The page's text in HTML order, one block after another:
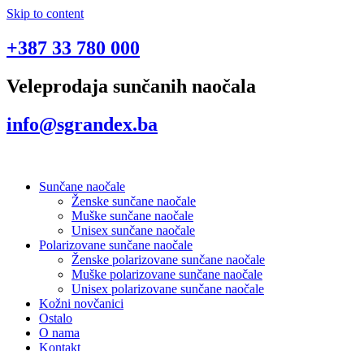
Skip to content
+387 33 780 000
Veleprodaja sunčanih naočala
info@sgrandex.ba
Sunčane naočale
Ženske sunčane naočale
Muške sunčane naočale
Unisex sunčane naočale
Polarizovane sunčane naočale
Ženske polarizovane sunčane naočale
Muške polarizovane sunčane naočale
Unisex polarizovane sunčane naočale
Kožni novčanici
Ostalo
O nama
Kontakt